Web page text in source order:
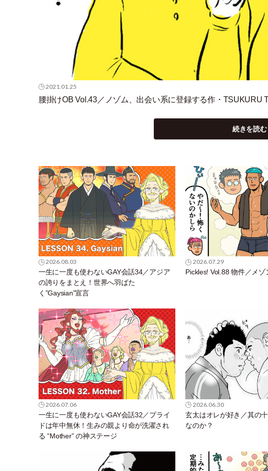
2021.01.25
腰掛けOB Vol.43／ノゾム、出会い系に登録する作・ TSUKURU
続きを読む
2026.08.03
一生に一度も使わないGAY会話34／アジア
の誇りをまとえ！世界へ羽ばた
く”Gaysian”宣言
2026.07.29
Pickles! Vol.88 物件／メゾ
2026.07.06
一生に一度も使わないGAY会話32／プライ
ドは年中無休！生みの親より命が洗濯され
る “Mother” の神ステージ
2026.06.30
玄太はオレが好き／其の
なのか？